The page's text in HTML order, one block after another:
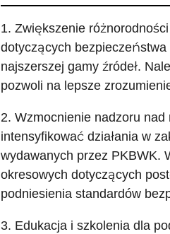
1. Zwiększenie
dotyczących
najszerszej gamy źródeł.
pozwoli na lepsze
2. Wzmocnienie nadzoru
intensyfikować działania w
wydawanych przez PKBWK.
okresowych dotyczących
podniesienia standardów
3. Edukacja i szkolenia dla